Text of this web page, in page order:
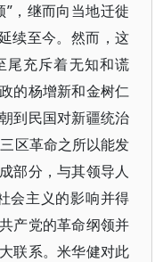
，继而向当地迁徙
续至今。然而，这
尾充斥着无知和谎
的杨增新和金树仁
到民国对新疆统治
区革命之所以能发
部分，与其领导人
会主义的影响并得
产党的革命纲领并
联系。米华健对此